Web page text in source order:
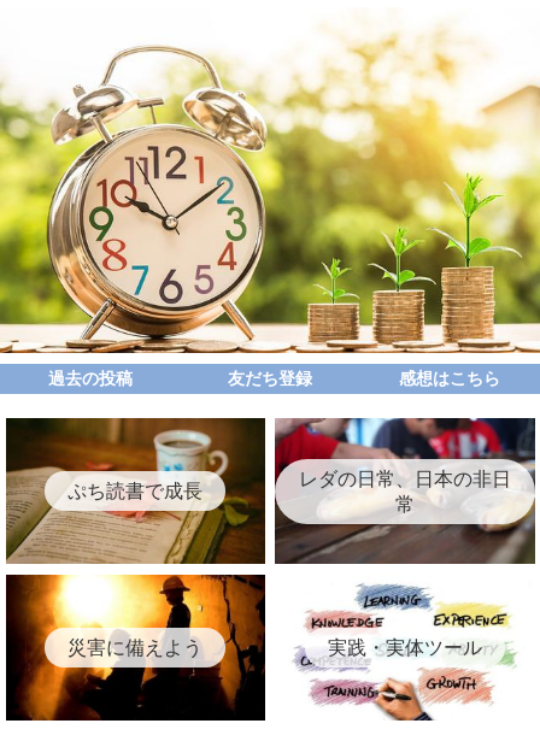
過去の投稿 友だち登録 感想はこちら
ぷち読書で成長
レダの日常、日本の非日
常
災害に備えよう 実践・実体ツール